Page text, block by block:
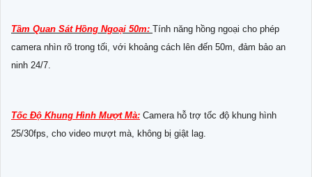
Tầm Quan Sát Hồng Ngoại 50m: Tính năng hồng ngoại cho phép
camera nhìn rõ trong tối, với khoảng cách lên đến 50m, đảm bảo an
ninh 24/7.
Tốc Độ Khung Hình Mượt Mà: Camera hỗ trợ tốc độ khung hình
25/30fps, cho video mượt mà, không bị giật lag.